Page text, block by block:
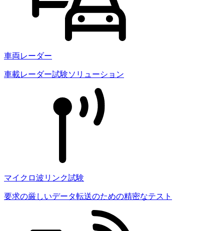
車両レーダー
車載レーダー試験ソリューション
マイクロ波リンク試験
要求の厳しいデータ転送のための精密なテスト